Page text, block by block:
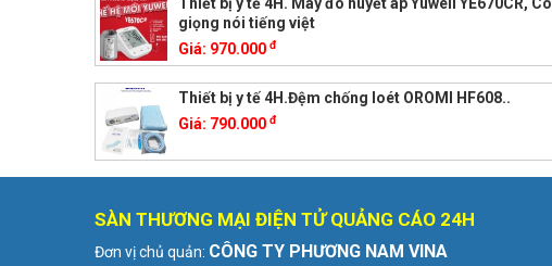
giọng nói tiếng việt
Giá: 970.000 đ
Thiết bị y tế 4H.Đệm chống loét OROMI HF608..
Giá: 790.000 đ
SÀN THƯƠNG MẠI ĐIỆN TỬ QUẢNG CÁO 24H
Đơn vị chủ quản: CÔNG TY PHƯƠNG NAM VINA